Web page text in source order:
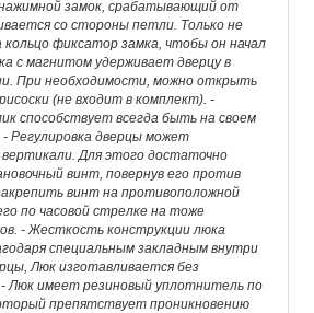
замок, срабатывающий от
со стороны петли. Только не
кольцо фиксатор замка, чтобы он начал
с магнитом удерживает дверцу в
При необходимости, можно открыть
(не входит в комплект). -
способствует всегда быть на своем
Регулировка дверцы может
Для этого достаточно
винт, повернув его против
винт на противоположной
по часовой стрелке на тоже
- Жесткость конструкции люка
специальным закладным внутри
Люк изготавливается без
- Люк имеет резиновый уплотнитель по
препятствует проникновению